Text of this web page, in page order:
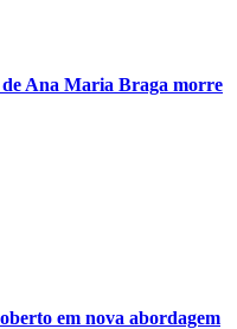
Ana Maria Braga morre
em nova abordagem